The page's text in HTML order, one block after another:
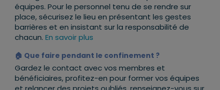
équipes. Pour le personnel tenu de se rendre sur
place, sécurisez le lieu en présentant les gestes
barrières et en insistant sur la responsabilité de
chacun. En savoir plus
🏠 Que faire pendant le confinement ?
Gardez le contact avec vos membres et
bénéficiaires, profitez-en pour former vos équipes